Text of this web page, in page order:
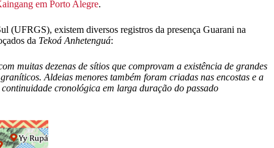
em Porto Alegre.
(UFRGS), existem diversos registros da presença Guarani na
da Tekoá Anhetenguá:
muitas dezenas de sítios que comprovam a existência de grandes
Aldeias menores também foram criadas nas encostas e a
cronológica em larga duração do passado